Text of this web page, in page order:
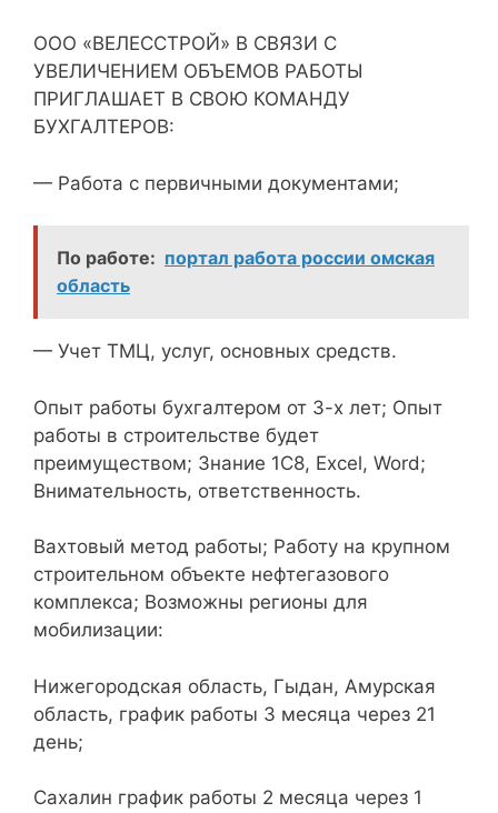
ООО «ВЕЛЕССТРОЙ» В СВЯЗИ С
УВЕЛИЧЕНИЕМ ОБЪЕМОВ РАБОТЫ
ПРИГЛАШАЕТ В СВОЮ КОМАНДУ
БУХГАЛТЕРОВ:
— Работа с первичными документами;
По работе: портал работа россии омская
область
— Учет ТМЦ, услуг, основных средств.
Опыт работы бухгалтером от 3-х лет; Опыт
работы в строительстве будет
преимуществом; Знание 1С8, Excel, Word;
Внимательность, ответственность.
Вахтовый метод работы; Работу на крупном
строительном объекте нефтегазового
комплекса; Возможны регионы для
мобилизации:
Нижегородская область, Гыдан, Амурская
область, график работы 3 месяца через 21
день;
Сахалин график работы 2 месяца через 1